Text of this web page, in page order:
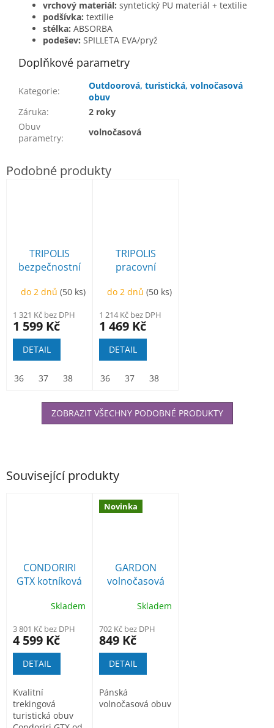
Související produkty
CONDORIRI
GTX kotníková
obuv hnědá
Skladem
3 801 Kč bez DPH
4 599 Kč
DETAIL
Kvalitní
trekingová
turistická obuv
Novinka
GARDON
volnočasová
Skladem
702 Kč bez DPH
849 Kč
DETAIL
Pánská
volnočasová obuv
vrchový materiál: syntetický PU materiál + textilie
podšívka: textilie
stélka: ABSORBA
podešev: SPILLETA EVA/pryž
Doplňkové parametry
Kategorie:
Outdoorová, turistická, volnočasová
obuv
Záruka:
2 roky
Obuv
parametry:
volnočasová
TRIPOLIS
bezpečnostní
do 2 dnů(50 ks)
1 321 Kč bez DPH
1 599 Kč
DETAIL
36 37 38
TRIPOLIS
pracovní
do 2 dnů(50 ks)
1 214 Kč bez DPH
1 469 Kč
DETAIL
36 37 38
ZOBRAZIT VŠECHNY PODOBNÉ PRODUKTY